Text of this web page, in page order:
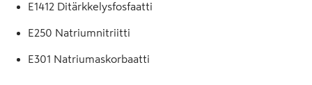
E1412 Ditärkkelysfosfaatti
E250 Natriumnitriitti
E301 Natriumaskorbaatti